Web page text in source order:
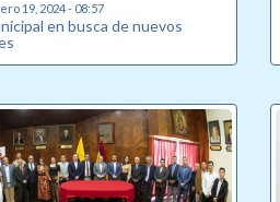
19, 2024 - 08:57
en busca de nuevos